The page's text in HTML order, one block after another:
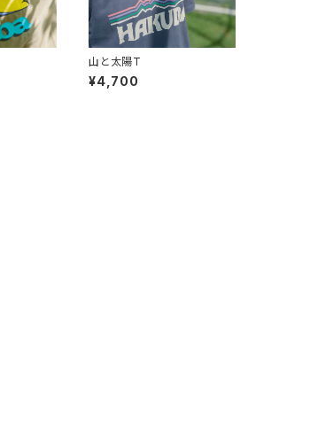
山と太陽T
¥4,700